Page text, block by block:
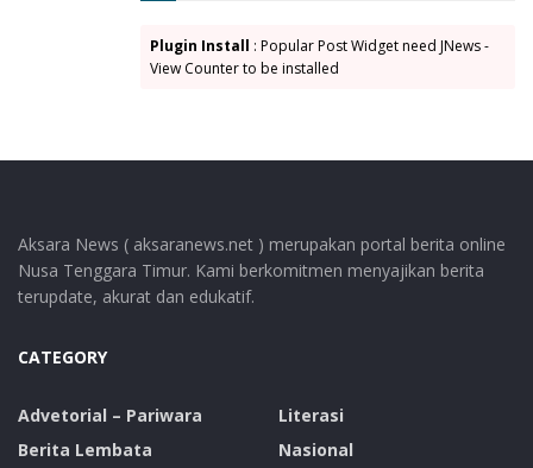
Plugin Install : Popular Post Widget need JNews -
View Counter to be installed
Aksara News ( aksaranews.net ) merupakan portal berita online
Nusa Tenggara Timur. Kami berkomitmen menyajikan berita
terupdate, akurat dan edukatif.
CATEGORY
Advetorial – Pariwara
Berita Lembata
Literasi
Nasional